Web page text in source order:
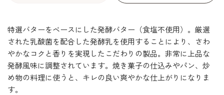
特選バターをベースにした発酵バター（食塩不使用）。厳選
された乳酸菌を配合した発酵乳を使用することにより、さわ
やかなコクと香りを実現したこだわりの製品。非常に上品な
発酵風味に調整されています。焼き菓子の仕込みやパン、炒
め物の料理に使うと、キレの良い爽やかな仕上がりになりま
す。